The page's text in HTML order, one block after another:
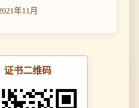
年11月
证书二维码